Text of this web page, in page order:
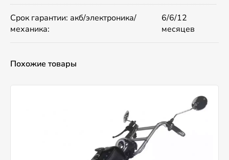
Срок гарантии: акб/электроника/
механика:
6/6/12
месяцев
Похожие товары